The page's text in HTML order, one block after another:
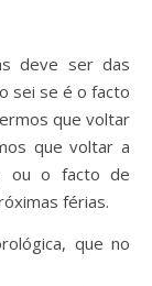
deve ser das
sei se é o facto
que voltar
que voltar a
ou o facto de
férias.
que no